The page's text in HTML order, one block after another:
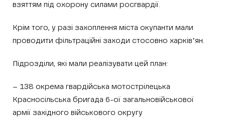
взяттям під охорону силами росгвардії.
Крім того, у разі захоплення міста окупанти мали
проводити фільтраційні заходи стосовно харківʼян.
Підрозділи, які мали реалізувати цей план:
– 138 окрема гвардійська мотострілецька
Красносільська бригада 6-ої загальновійськової
армії західного військового округу